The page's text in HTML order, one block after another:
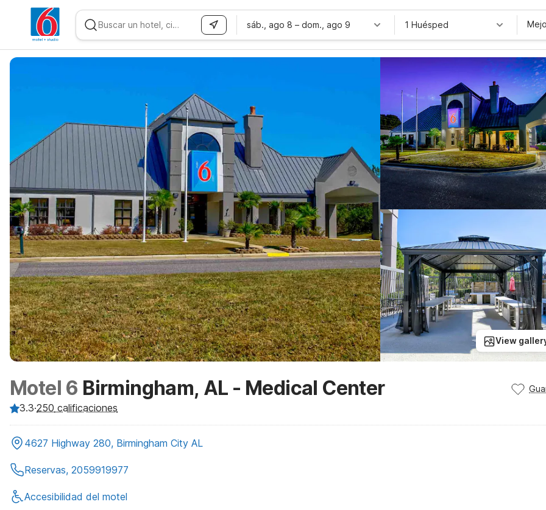
sáb., ago 8 – dom., ago 9 1 Huésped
View
Motel 6 Birmingham, AL - Medical Center
3.3·250 calificaciones
4627 Highway 280, Birmingham City AL
Reservas, 2059919977
Accesibilidad del motel